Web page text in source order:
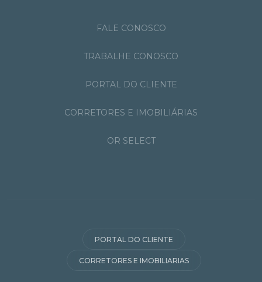
FALE CONOSCO
TRABALHE CONOSCO
PORTAL DO CLIENTE
CORRETORES E IMOBILIÁRIAS
OR SELECT
PORTAL DO CLIENTE
CORRETORES E IMOBILIARIAS